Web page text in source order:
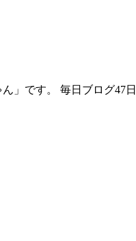
」です。 毎日ブログ47